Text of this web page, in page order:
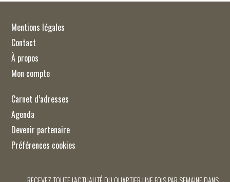
Mentions légales
Contact
À propos
Mon compte
Carnet d’adresses
Agenda
Devenir partenaire
Préférences cookies